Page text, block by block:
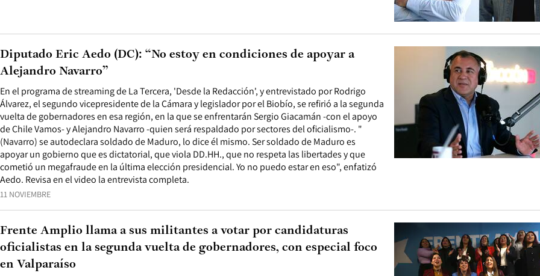
11 NOVIEMBRE
En el programa de streaming de La Tercera, 'Desde la Redacción', y entrevistado por Rodrigo
Álvarez, el segundo vicepresidente de la Cámara y legislador por el Biobío, se refirió a la segunda
vuelta de gobernadores en esa región, en la que se enfrentarán Sergio Giacamán -con el apoyo
de Chile Vamos- y Alejandro Navarro -quien será respaldado por sectores del oficialismo-. "
(Navarro) se autodeclara soldado de Maduro, lo dice él mismo. Ser soldado de Maduro es
apoyar un gobierno que es dictatorial, que viola DD.HH., que no respeta las libertades y que
cometió un megafraude en la última elección presidencial. Yo no puedo estar en eso", enfatizó
Aedo. Revisa en el video la entrevista completa.
Diputado Eric Aedo (DC): “No estoy en condiciones de apoyar a
Alejandro Navarro”
Frente Amplio llama a sus militantes a votar por candidaturas
oficialistas en la segunda vuelta de gobernadores, con especial foco
en Valparaíso